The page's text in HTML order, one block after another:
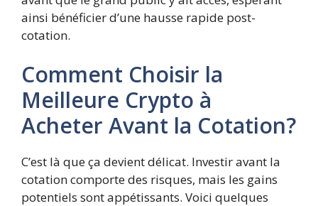
ainsi bénéficier d’une hausse rapide post-
cotation.
Comment Choisir la
Meilleure Crypto à
Acheter Avant la Cotation?
C’est là que ça devient délicat. Investir avant la
cotation comporte des risques, mais les gains
potentiels sont appétissants. Voici quelques